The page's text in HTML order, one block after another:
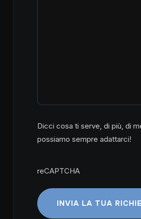
Dicci cosa ti serve, di più, di
possiamo sempre adattarci!
reCAPTCHA